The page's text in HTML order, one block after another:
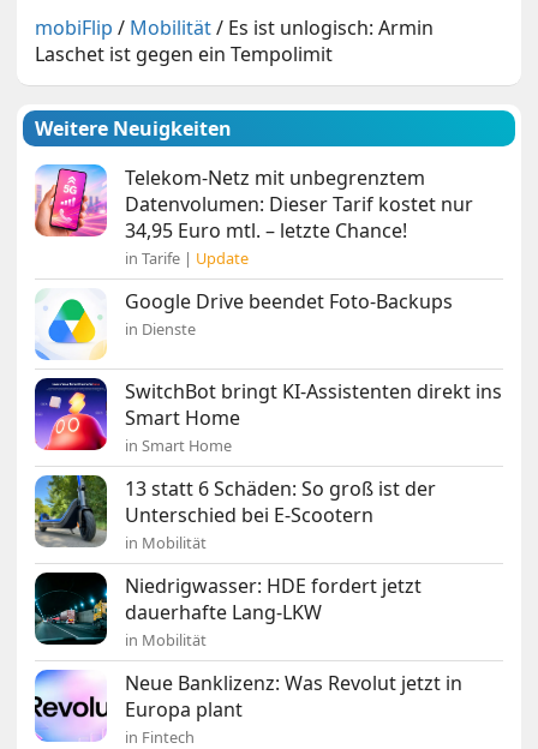
mobiFlip / Mobilität/ Es ist unlogisch: Armin
Laschet ist gegen ein Tempolimit
Weitere Neuigkeiten
Telekom-Netz mit unbegrenztem
Datenvolumen: Dieser Tarif kostet nur
34,95 Euro mtl. – letzte Chance!
in Tarife | Update
Google Drive beendet Foto-Backups
in Dienste
SwitchBot bringt KI-Assistenten direkt ins
Smart Home
in Smart Home
13 statt 6 Schäden: So groß ist der
Unterschied bei E-Scootern
in Mobilität
Niedrigwasser: HDE fordert jetzt
dauerhafte Lang-LKW
in Mobilität
Neue Banklizenz: Was Revolut jetzt in
Europa plant
in Fintech